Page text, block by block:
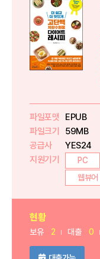
파일포맷
EPUB
파일크기
59MB
공급사
YES24
지원기기
PC
웹뷰어
현황
보유 2 대출 0